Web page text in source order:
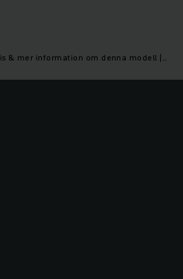
EFG 425 - Hyra truck? Pris & mer information om denna modell | Jungheinrich